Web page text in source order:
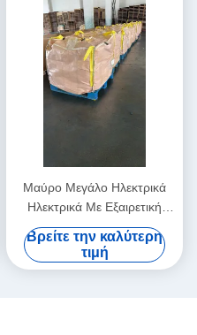
Μαύρο Μεγάλο Ηλεκτρικά
Ηλεκτρικά Με Εξαιρετική
Χημική Αντίσταση Στατική
Αποσύνθεση 0,5
δευτερόλεπτα
Βρείτε την καλύτερη
τιμή